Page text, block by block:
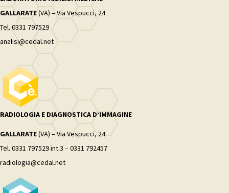
GALLARATE(VA) – Via Vespucci, 24
Tel. 0331 797529
analisi@cedal.net
RADIOLOGIA E DIAGNOSTICA D’IMMAGINE
GALLARATE(VA) – Via Vespucci, 24
Tel. 0331 797529 int.3 – 0331 792457
radiologia@cedal.net